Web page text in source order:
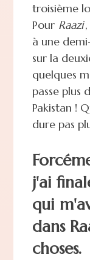
troisième
Pour Raazi
à une
sur la
quelques
passe plus
Pakistan !
dure pas
j'ai
qui
dans
choses.